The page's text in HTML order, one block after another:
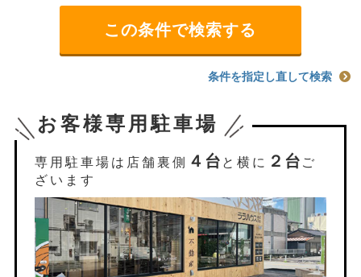
条件を指定し直して検索
お客様専用駐車場
専用駐車場は店舗裏側 ４台 と横に ２台 ご
ざいます